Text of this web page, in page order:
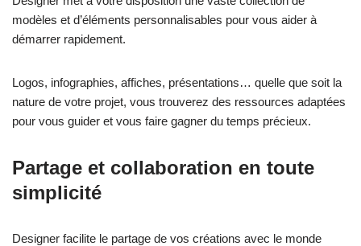
modèles et d’éléments personnalisables pour vous aider à
démarrer rapidement.
Logos, infographies, affiches, présentations… quelle que soit la
nature de votre projet, vous trouverez des ressources adaptées
pour vous guider et vous faire gagner du temps précieux.
Partage et collaboration en toute
simplicité
Designer facilite le partage de vos créations avec le monde